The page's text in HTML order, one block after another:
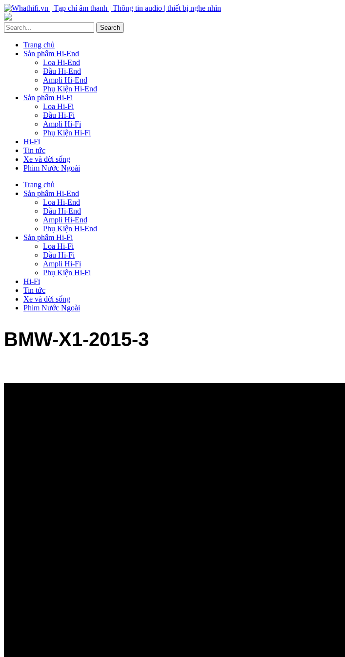
Trang chủ
Sản phẩm Hi-End
Loa Hi-End
Đầu Hi-End
Ampli Hi-End
Phụ Kiện Hi-End
Sản phẩm Hi-Fi
Loa Hi-Fi
Đầu Hi-Fi
Ampli Hi-Fi
Phụ Kiện Hi-Fi
Hi-Fi
Tin tức
Xe và đời sống
Phim Nước Ngoài
Trang chủ
Sản phẩm Hi-End
Loa Hi-End
Đầu Hi-End
Ampli Hi-End
Phụ Kiện Hi-End
Sản phẩm Hi-Fi
Loa Hi-Fi
Đầu Hi-Fi
Ampli Hi-Fi
Phụ Kiện Hi-Fi
Hi-Fi
Tin tức
Xe và đời sống
Phim Nước Ngoài
BMW-X1-2015-3